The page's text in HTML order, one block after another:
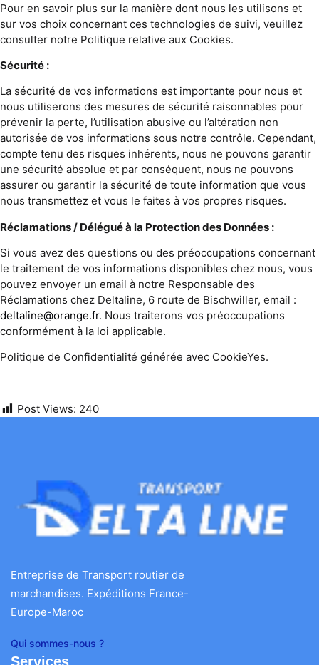
Pour en savoir plus sur la manière dont nous les utilisons et
sur vos choix concernant ces technologies de suivi, veuillez
consulter notre Politique relative aux Cookies.
Sécurité :
La sécurité de vos informations est importante pour nous et
nous utiliserons des mesures de sécurité raisonnables pour
prévenir la perte, l’utilisation abusive ou l’altération non
autorisée de vos informations sous notre contrôle. Cependant,
compte tenu des risques inhérents, nous ne pouvons garantir
une sécurité absolue et par conséquent, nous ne pouvons
assurer ou garantir la sécurité de toute information que vous
nous transmettez et vous le faites à vos propres risques.
Réclamations / Délégué à la Protection des Données :
Si vous avez des questions ou des préoccupations concernant
le traitement de vos informations disponibles chez nous, vous
pouvez envoyer un email à notre Responsable des
Réclamations chez Deltaline, 6 route de Bischwiller, email :
deltaline@orange.fr. Nous traiterons vos préoccupations
conformément à la loi applicable.
Politique de Confidentialité générée avec CookieYes.
Post Views: 240
Entreprise de Transport routier de
marchandises. Expéditions France-
Europe-Maroc
Qui sommes-nous ?
Services